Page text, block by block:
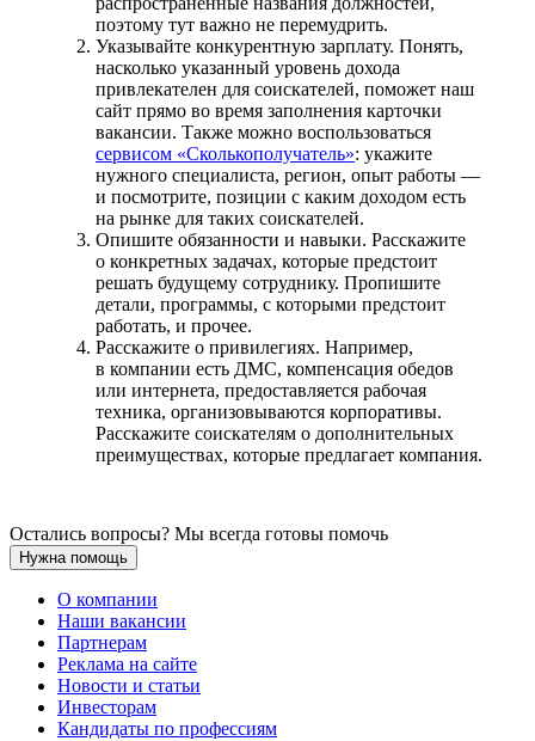
поэтому тут важно не перемудрить.
Указывайте конкурентную зарплату. Понять,
насколько указанный уровень дохода
привлекателен для соискателей, поможет наш
сайт прямо во время заполнения карточки
вакансии. Также можно воспользоваться
сервисом «Сколькополучатель»: укажите
нужного специалиста, регион, опыт работы —
и посмотрите, позиции с каким доходом есть
на рынке для таких соискателей.
Опишите обязанности и навыки. Расскажите
о конкретных задачах, которые предстоит
решать будущему сотруднику. Пропишите
детали, программы, с которыми предстоит
работать, и прочее.
Расскажите о привилегиях. Например,
в компании есть ДМС, компенсация обедов
или интернета, предоставляется рабочая
техника, организовываются корпоративы.
Расскажите соискателям о дополнительных
преимуществах, которые предлагает компания.
Остались вопросы? Мы всегда готовы помочь
Нужна помощь
О компании
Наши вакансии
Партнерам
Реклама на сайте
Новости и статьи
Инвесторам
Кандидаты по профессиям